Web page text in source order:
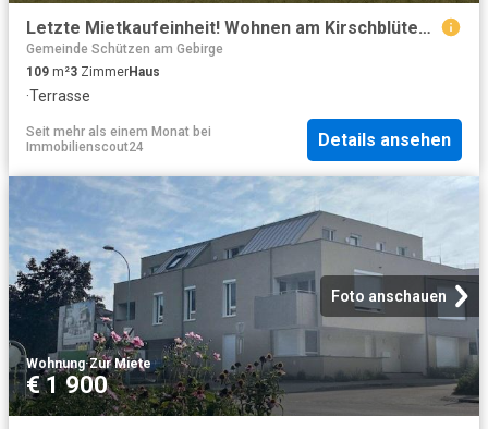
Letzte Mietkaufeinheit! Wohnen am Kirschblütenweg Top10 Schlüsselfertig & Ohne Finanzierungsbeitrag! Erstbezug!
Gemeinde Schützen am Gebirge
109 m²3 ZimmerHaus
·Terrasse
Seit mehr als einem Monat bei
Immobilienscout24
Details ansehen
Foto anschauen
Wohnung·Zur Miete
€ 1 900